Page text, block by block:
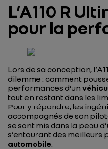
L’A110 R
pour la
Lors de sa conception,
dilemme : comment
performances d’un
tout en restant dans les
Pour y répondre, les
accompagnés de son
se sont mis dans la peau
s’entourant des meilleurs
automobile.